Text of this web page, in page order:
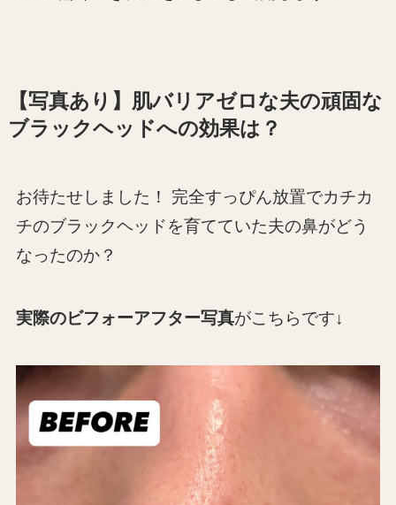
【写真あり】肌バリアゼロな夫の頑固な
ブラックヘッドへの効果は？
お待たせしました！ 完全すっぴん放置でカチカ
チのブラックヘッドを育てていた夫の鼻がどう
なったのか？
実際のビフォーアフター写真がこちらです↓